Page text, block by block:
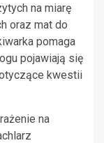
na miarę
oraz mat do
pomaga
pojawiają się
kwestii
na